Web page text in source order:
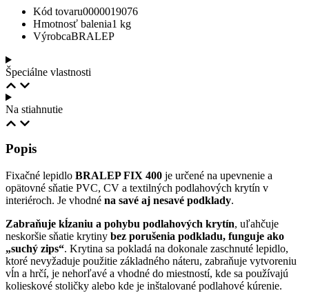
Kód tovaru0000019076
Hmotnosť balenia1 kg
VýrobcaBRALEP
Špeciálne vlastnosti
Na stiahnutie
Popis
Fixačné lepidlo BRALEP FIX 400 je určené na upevnenie a
opätovné sňatie PVC, CV a textilných podlahových krytín v
interiéroch. Je vhodné na savé aj nesavé podklady.
Zabraňuje kĺzaniu a pohybu podlahových krytín, uľahčuje
neskoršie sňatie krytiny bez porušenia podkladu, funguje ako
„suchý zips“. Krytina sa pokladá na dokonale zaschnuté lepidlo,
ktoré nevyžaduje použitie základného náteru, zabraňuje vytvoreniu
vĺn a hrčí, je nehorľavé a vhodné do miestností, kde sa používajú
kolieskové stoličky alebo kde je inštalované podlahové kúrenie.